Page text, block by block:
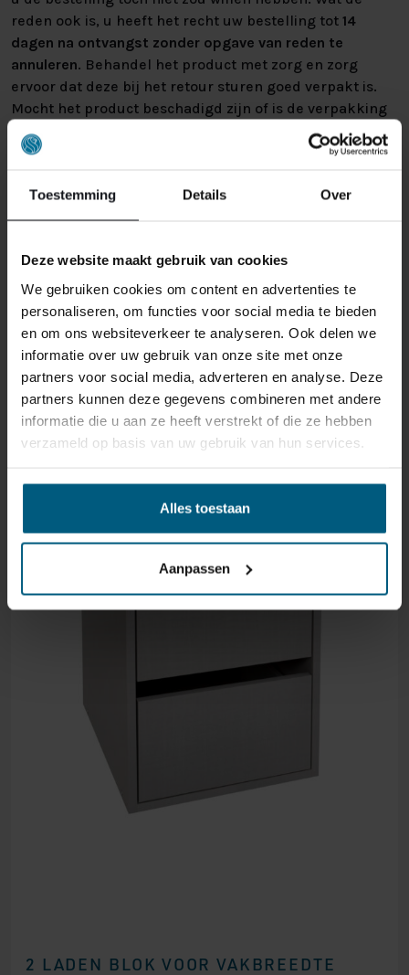
Toestemming Details Over
Deze website maakt gebruik van cookies
We gebruiken cookies om content en advertenties te
personaliseren, om functies voor social media te bieden
en om ons websiteverkeer te analyseren. Ook delen we
informatie over uw gebruik van onze site met onze
partners voor social media, adverteren en analyse. Deze
partners kunnen deze gegevens combineren met andere
informatie die u aan ze heeft verstrekt of die ze hebben
verzameld op basis van uw gebruik van hun services.
Alles toestaan
Aanpassen
reden ook is, u heeft het recht uw bestelling tot 14
dagen na ontvangst zonder opgave van reden te
annuleren. Behandel het product met zorg en zorg
ervoor dat deze bij het retour sturen goed verpakt is.
Mocht het product beschadigd zijn of is de verpakking
meer beschadigd dan nodig, dan kunnen we deze
waardevermindering van het product aan u
GERELATEERDE PRODUCTEN
2 LADEN BLOK VOOR VAKBREEDTE